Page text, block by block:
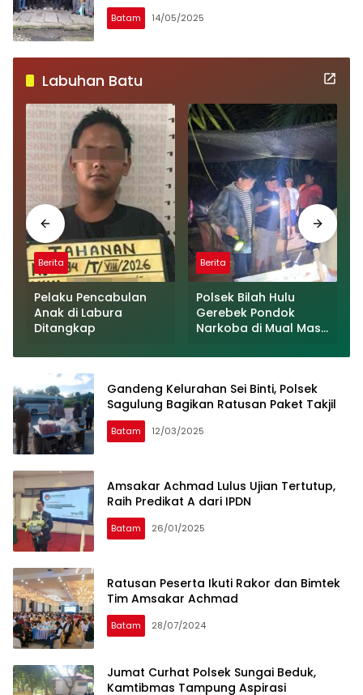
Batam 14/05/2025
Labuhan Batu
Berita
Pelaku Pencabulan
Anak di Labura
Ditangkap
Berita
Polsek Bilah Hulu
Gerebek Pondok
Narkoba di Mual Mas
Labuhanbatu
Gandeng Kelurahan Sei Binti, Polsek
Sagulung Bagikan Ratusan Paket Takjil
Batam 12/03/2025
Amsakar Achmad Lulus Ujian Tertutup,
Raih Predikat A dari IPDN
Batam 26/01/2025
Ratusan Peserta Ikuti Rakor dan Bimtek
Tim Amsakar Achmad
Batam 28/07/2024
Jumat Curhat Polsek Sungai Beduk,
Kamtibmas Tampung Aspirasi